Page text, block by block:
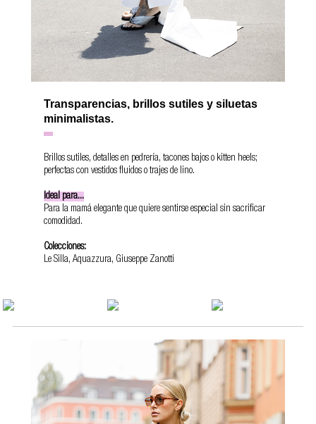
Transparencias, brillos sutiles y siluetas
minimalistas.
Brillos sutiles, detalles en pedrería, tacones bajos o kitten heels;
perfectas con vestidos fluidos o trajes de lino.
Ideal para...
Para la mamá elegante que quiere sentirse especial sin sacrificar
comodidad.
Colecciones:
Le Silla, Aquazzura, Giuseppe Zanotti